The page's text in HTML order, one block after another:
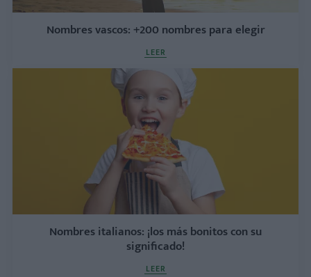
Nombres vascos: +200 nombres para elegir
LEER
Nombres italianos: ¡los más bonitos con su
significado!
LEER